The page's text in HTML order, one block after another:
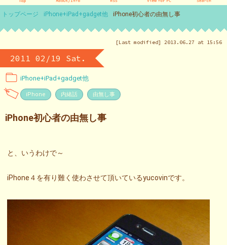
トップページ iPhone+iPad+gadget他 iPhone初心者の由無し事
[Last modified] 2013.06.27 at 15:56
2011 02/19 Sat.
iPhone+iPad+gadget他
iPhone 内緒話 由無し事
iPhone初心者の由無し事
と、いうわけで～
iPhone４を有り難く使わさせて頂いているyucovinです。